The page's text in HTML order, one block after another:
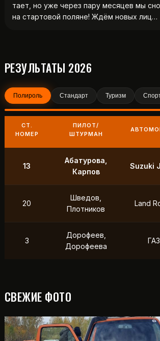
тает, но уже через пару месяцев мы
на стартовой поляне! Ждём новых лиц…
РЕЗУЛЬТАТЫ 2026
Полироль Стандарт Туризм
СТ.
НОМЕР
ПИЛОТ/
ШТУРМАН
9 Маслов, Ходько УАЗ
Петухов
Фердман